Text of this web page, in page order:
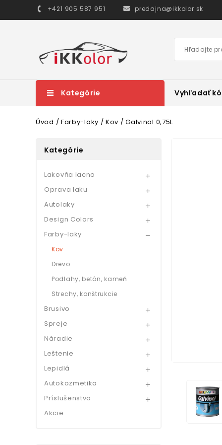
+421 905 587 951 predajna@ikkolor.sk
Kategórie Vyhľadať
Úvod Farby-laky Kov Galvinol 0,75L
Kategórie
Lakovňa lacno 
Oprava laku 
Autolaky 
Design Colors 
Farby-laky 
Kov
Drevo
Podlahy, betón, kameň
Strechy, konštrukcie
Brusivo 
Spreje 
Náradie 
Leštenie 
Lepidlá 
Autokozmetika 
Príslušenstvo 
Akcie